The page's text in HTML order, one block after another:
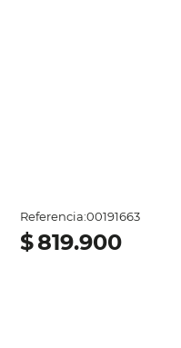
Referencia:00191663
$819.900